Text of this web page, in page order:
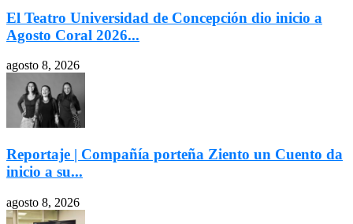
El Teatro Universidad de Concepción dio inicio a
Agosto Coral 2026...
agosto 8, 2026
Reportaje | Compañía porteña Ziento un Cuento da
inicio a su...
agosto 8, 2026